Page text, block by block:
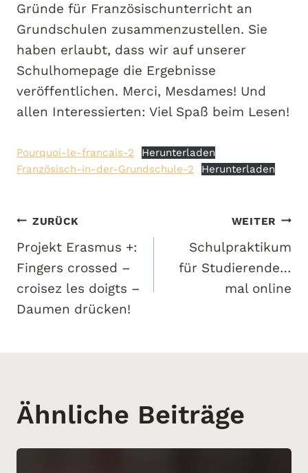
Gründe für Französischunterricht an
Grundschulen zusammenzustellen. Sie
haben erlaubt, dass wir auf unserer
Schulhomepage die Ergebnisse
veröffentlichen. Merci, Mesdames! Und
allen Interessierten: Viel Spaß beim Lesen!
Pourquoi-le-francais-2
Herunterladen
Französisch-in-der-Grundschule-2
Herunterladen
Beitragsnavigation
ZURÜCK
Projekt Erasmus +:
Fingers crossed –
croisez les doigts –
Daumen drücken!
WEITER
Schulpraktikum
für Studierende…
mal online
Ähnliche Beiträge